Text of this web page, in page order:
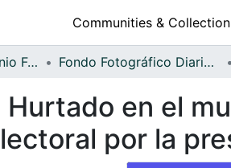
Communities &
Archivo del Patrimonio Fotográfico y Fílmico del Valle del Cauca Fondo Fotográfico Diario Occidente
Hurtado en el
por la